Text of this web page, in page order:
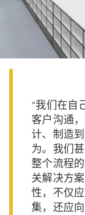
“我们在自
客户沟通
计、制造
为。我们
整个流程
关解决方
性，不仅
集，还应